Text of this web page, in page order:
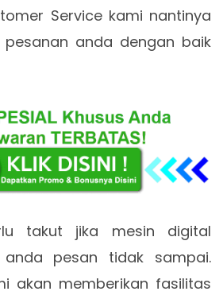
Service kami nantinya
anda dengan baik
takut jika mesin digital
pesan tidak sampai.
akan memberikan fasilitas